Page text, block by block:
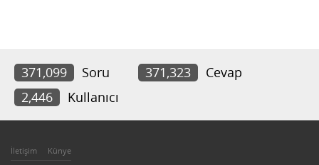
371,099 Soru 371,323
Cevap
2,446
Kullanıcı
İletişim Künye